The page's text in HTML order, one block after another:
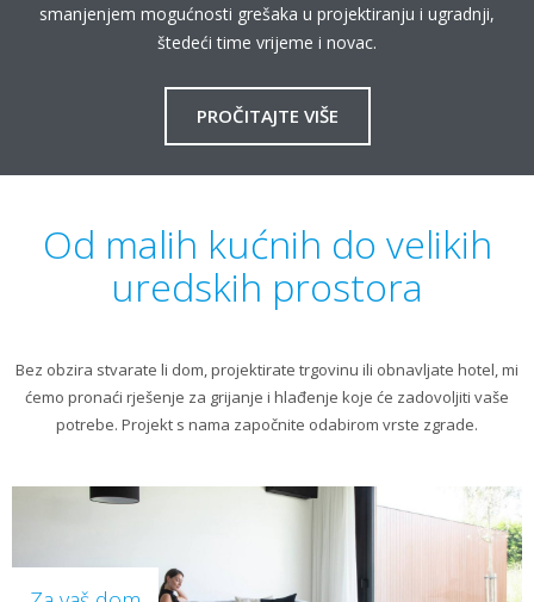
smanjenjem mogućnosti grešaka u projektiranju i ugradnji,
štedeći time vrijeme i novac.
PROČITAJTE VIŠE
Od malih kućnih do velikih
uredskih prostora
Bez obzira stvarate li dom, projektirate trgovinu ili obnavljate hotel, mi
ćemo pronaći rješenje za grijanje i hlađenje koje će zadovoljiti vaše
potrebe. Projekt s nama započnite odabirom vrste zgrade.